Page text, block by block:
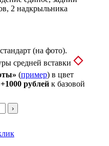
(на фото).
средней вставки
(пример) в цвет
+1000 рублейк базовой
›